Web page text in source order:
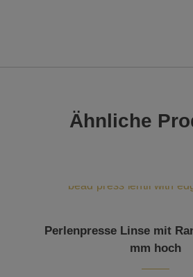
Ähnliche
Perlenpresse Linse mit
mm hoch